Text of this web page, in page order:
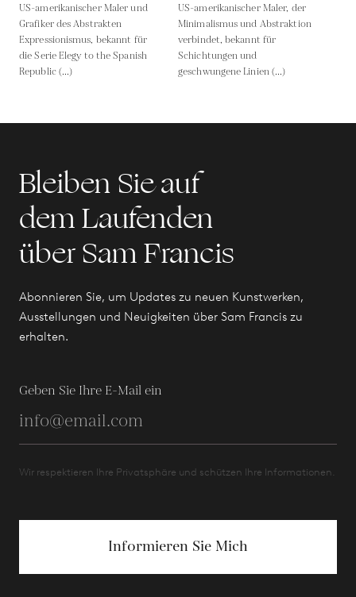
US-amerikanischer Maler und
Grafiker des Abstrakten
Expressionismus, bekannt für
die Serie Elegy to the Spanish
Republic (...)
US-amerikanischer Maler, der
Minimalismus und Abstraktion
verbindet, bekannt für
Schichtungen und
geschwungene Linien (...)
Bleiben Sie auf
dem Laufenden
über Sam Francis
Abonnieren Sie, um Updates zu neuen Kunstwerken,
Ausstellungen und Neuigkeiten über Sam Francis zu
erhalten.
Geben Sie Ihre E-Mail ein
Wir respektieren Ihre Privatsphäre und schützen Ihre Informationen.
Informieren Sie Mich